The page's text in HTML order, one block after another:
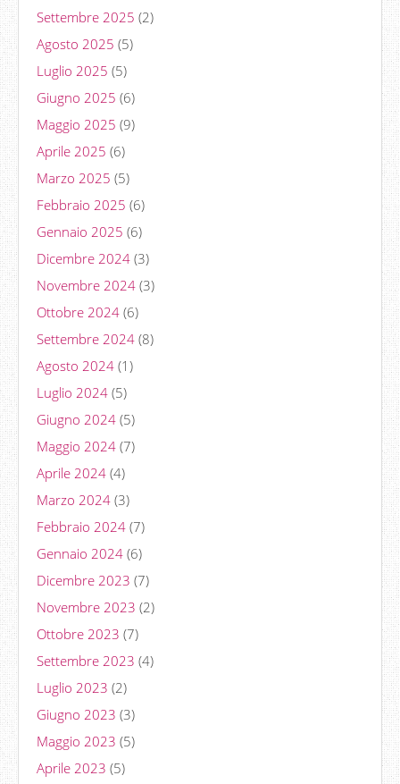
Settembre 2025 (2)
Agosto 2025 (5)
Luglio 2025 (5)
Giugno 2025 (6)
Maggio 2025 (9)
Aprile 2025 (6)
Marzo 2025 (5)
Febbraio 2025 (6)
Gennaio 2025 (6)
Dicembre 2024 (3)
Novembre 2024 (3)
Ottobre 2024 (6)
Settembre 2024 (8)
Agosto 2024 (1)
Luglio 2024 (5)
Giugno 2024 (5)
Maggio 2024 (7)
Aprile 2024 (4)
Marzo 2024 (3)
Febbraio 2024 (7)
Gennaio 2024 (6)
Dicembre 2023 (7)
Novembre 2023 (2)
Ottobre 2023 (7)
Settembre 2023 (4)
Luglio 2023 (2)
Giugno 2023 (3)
Maggio 2023 (5)
Aprile 2023 (5)